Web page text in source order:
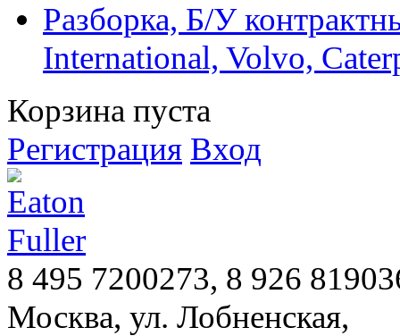
Разборка, Б/У
International, Volvo,
Корзина пуста
Регистрация Вход
8 495 7200273, 8 926
Москва, ул. Лобненская,